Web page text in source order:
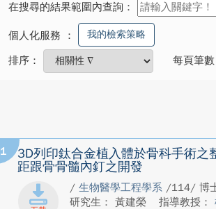
在搜尋的結果範圍內查詢：
個人化服務 ： 我的檢索策略
排序： 每頁筆數
1
3D列印鈦合金植入體於骨科手術之
距跟骨骨髓內釘之開發
/ 生物醫學工程學系 /114/ 博
研究生： 黃建榮
指導教授：